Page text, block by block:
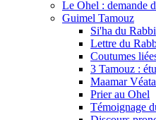
Le Ohel : demande
Guimel Tamouz
Si'ha du Rabbi
Lettre du
Coutumes
3 Tamouz :
Maamar
Prier au Ohel
Témoignage